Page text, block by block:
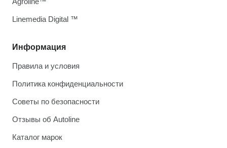
Информация
Правила и условия
Политика конфиденциальности
Советы по безопасности
Отзывы об Autoline
Каталог марок
Linemedia Digital ™